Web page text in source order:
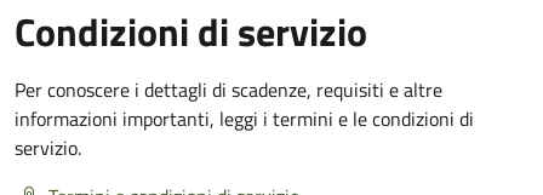
Condizioni di servizio
Per conoscere i dettagli di scadenze, requisiti e altre
informazioni importanti, leggi i termini e le condizioni di
servizio.